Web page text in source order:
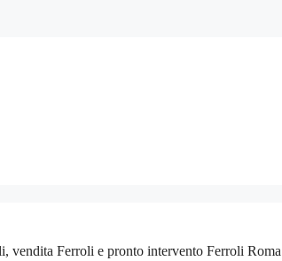
vendita Ferroli e pronto intervento Ferroli Roma